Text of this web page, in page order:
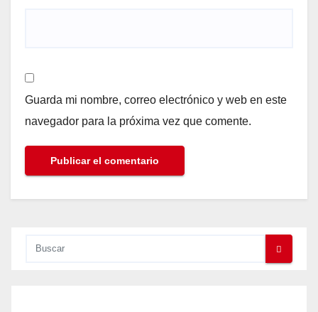
Guarda mi nombre, correo electrónico y web en este
navegador para la próxima vez que comente.